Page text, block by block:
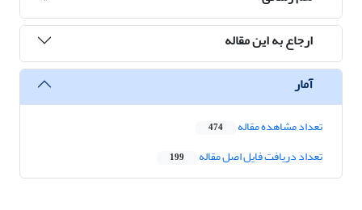
ارجاع به این مقاله
آمار
تعداد مشاهده مقاله 474
تعداد دریافت فایل اصل مقاله 199